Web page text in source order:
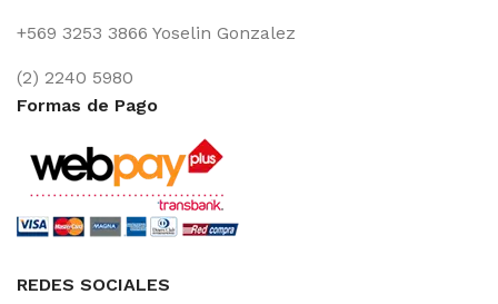
+569 3253 3866 Yoselin Gonzalez
(2) 2240 5980
Formas de Pago
REDES SOCIALES